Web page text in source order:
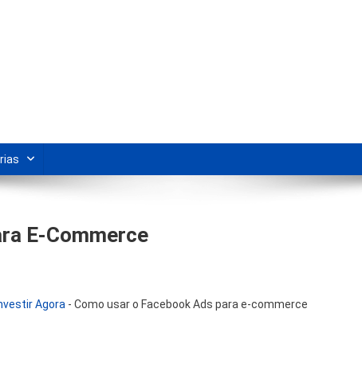
E-Commerce
Agora - Como usar o Facebook Ads para e-commerce